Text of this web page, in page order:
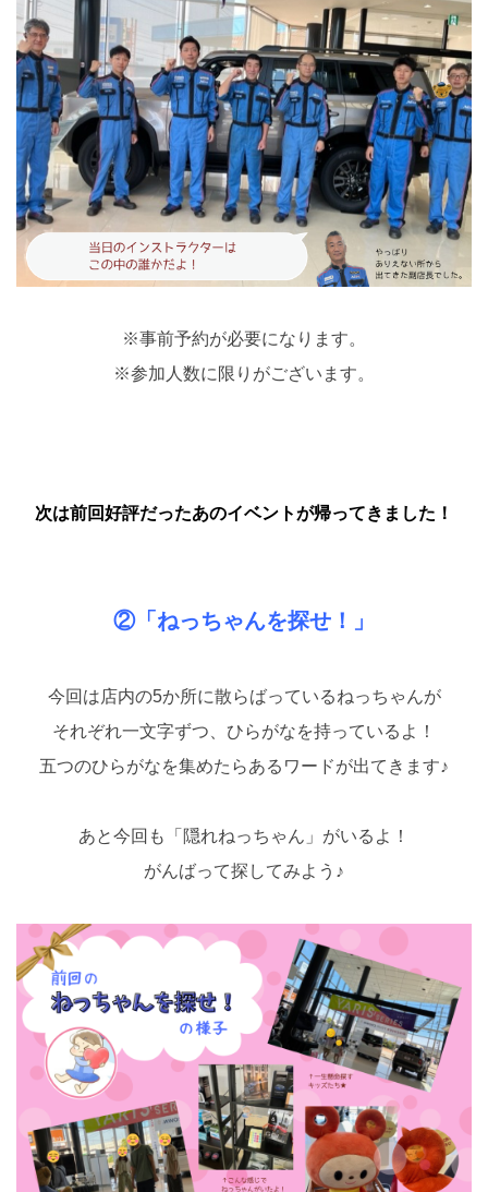
※事前予約が必要になります。
※参加人数に限りがございます。
次は前回好評だったあのイベントが帰ってきました！
②「ねっちゃんを探せ！」
今回は店内の5か所に散らばっているねっちゃんが
それぞれ一文字ずつ、ひらがなを持っているよ！
五つのひらがなを集めたらあるワードが出てきます♪
あと今回も「隠れねっちゃん」がいるよ！
がんばって探してみよう♪